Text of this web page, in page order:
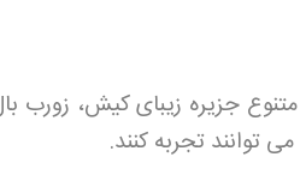
جزیره زیبای کیش، زورب
توانند تجربه کنند.